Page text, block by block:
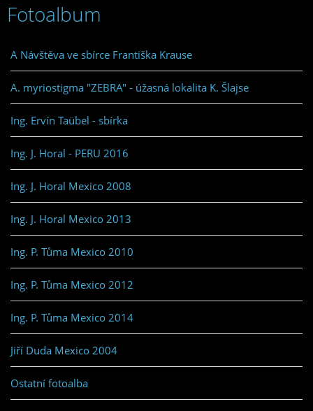
Fotoalbum
A Návštěva ve sbírce Františka Krause
A. myriostigma "ZEBRA" - úžasná lokalita K. Šlajse
Ing. Ervín Taübel - sbírka
Ing. J. Horal - PERU 2016
Ing. J. Horal Mexico 2008
Ing. J. Horal Mexico 2013
Ing. P. Tůma Mexico 2010
Ing. P. Tůma Mexico 2012
Ing. P. Tůma Mexico 2014
Jiří Duda Mexico 2004
Ostatní fotoalba